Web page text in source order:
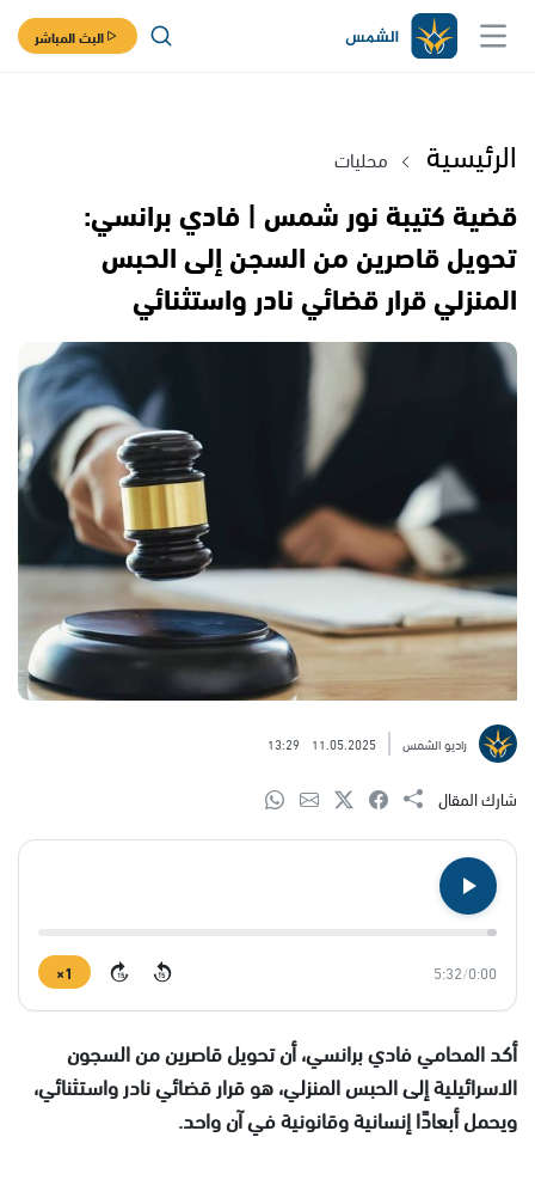
البث المباشر
الرئيسية محليات
قضية كتيبة نور شمس | فادي برانسي:
تحويل قاصرين من السجن إلى الحبس
المنزلي قرار قضائي نادر واستثنائي
راديو الشمس 11.05.2025
13:29
شارك المقال
0:00
/
5:32
15
15
1×
أكد المحامي فادي برانسي، أن تحويل قاصرين من السجون
الاسرائيلية إلى الحبس المنزلي، هو قرار قضائي نادر واستثنائي،
ويحمل أبعادًا إنسانية وقانونية في آن واحد.